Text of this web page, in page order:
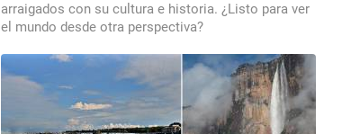
arraigados con su cultura e historia. ¿Listo para ver
el mundo desde otra perspectiva?